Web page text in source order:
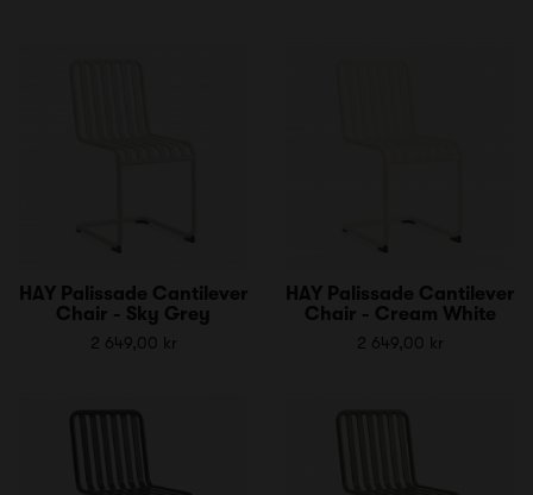
HAY Palissade Cantilever
Chair - Sky Grey
2 649,00 kr
HAY Palissade Cantilever
Chair - Cream White
2 649,00 kr